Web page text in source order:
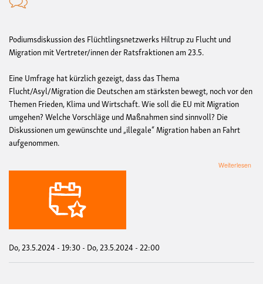
Podiumsdiskussion des Flüchtlingsnetzwerks Hiltrup zu Flucht und
Migration mit Vertreter/innen der Ratsfraktionen am 23.5.
Eine Umfrage hat kürzlich gezeigt, dass das Thema
Flucht/Asyl/Migration die Deutschen am stärksten bewegt, noch vor den
Themen Frieden, Klima und Wirtschaft. Wie soll die EU mit Migration
umgehen? Welche Vorschläge und Maßnahmen sind sinnvoll? Die
Diskussionen um gewünschte und „illegale“ Migration haben an Fahrt
aufgenommen.
Weiterlesen
Do, 23.5.2024 - 19:30- Do, 23.5.2024 - 22:00